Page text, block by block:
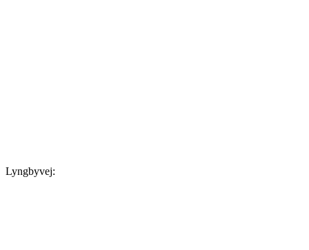
Lyngbyvej: